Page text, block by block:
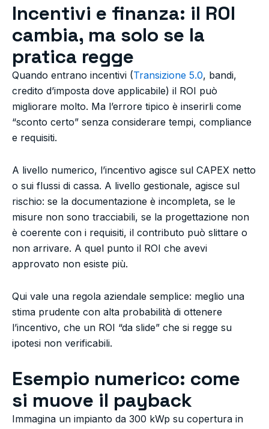
Incentivi e finanza: il ROI
cambia, ma solo se la
pratica regge
Quando entrano incentivi (Transizione 5.0, bandi,
credito d’imposta dove applicabile) il ROI può
migliorare molto. Ma l’errore tipico è inserirli come
“sconto certo” senza considerare tempi, compliance
e requisiti.
A livello numerico, l’incentivo agisce sul CAPEX netto
o sui flussi di cassa. A livello gestionale, agisce sul
rischio: se la documentazione è incompleta, se le
misure non sono tracciabili, se la progettazione non
è coerente con i requisiti, il contributo può slittare o
non arrivare. A quel punto il ROI che avevi
approvato non esiste più.
Qui vale una regola aziendale semplice: meglio una
stima prudente con alta probabilità di ottenere
l’incentivo, che un ROI “da slide” che si regge su
ipotesi non verificabili.
Esempio numerico: come
si muove il payback
Immagina un impianto da 300 kWp su copertura in